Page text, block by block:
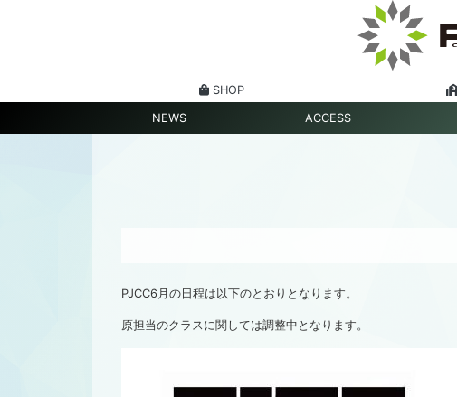
SHOP
NEWS ACCESS
PJCC6月の日程は以下のとおりとなります。
原担当のクラスに関しては調整中となります。